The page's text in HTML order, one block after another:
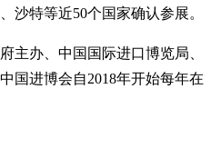
沙特等近50个国家确认参展。
主办、中国国际进口博览局、
国进博会自2018年开始每年在